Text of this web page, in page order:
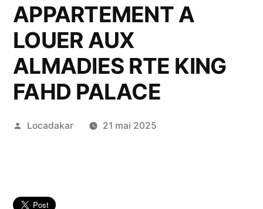
APPARTEMENT A
LOUER AUX
ALMADIES RTE KING
FAHD PALACE
Publié
Locadakar 21 mai 2025